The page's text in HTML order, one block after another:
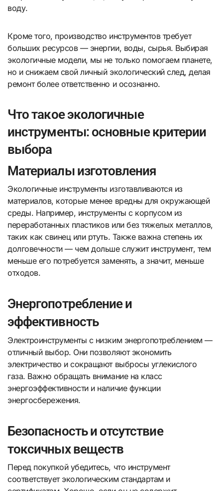
воду.
Кроме того, производство инструментов требует
больших ресурсов — энергии, воды, сырья. Выбирая
экологичные модели, мы не только помогаем планете,
но и снижаем свой личный экологический след, делая
ремонт более ответственно и осознанно.
Что такое экологичные
инструменты: основные критерии
выбора
Материалы изготовления
Экологичные инструменты изготавливаются из
материалов, которые менее вредны для окружающей
среды. Например, инструменты с корпусом из
переработанных пластиков или без тяжелых металлов,
таких как свинец или ртуть. Также важна степень их
долговечности — чем дольше служит инструмент, тем
меньше его потребуется заменять, а значит, меньше
отходов.
Энергопотребление и
эффективность
Электроинструменты с низким энергопотреблением —
отличный выбор. Они позволяют экономить
электричество и сокращают выбросы углекислого
газа. Важно обращать внимание на класс
энергоэффективности и наличие функции
энергосбережения.
Безопасность и отсутствие
токсичных веществ
Перед покупкой убедитесь, что инструмент
соответствует экологическим стандартам и